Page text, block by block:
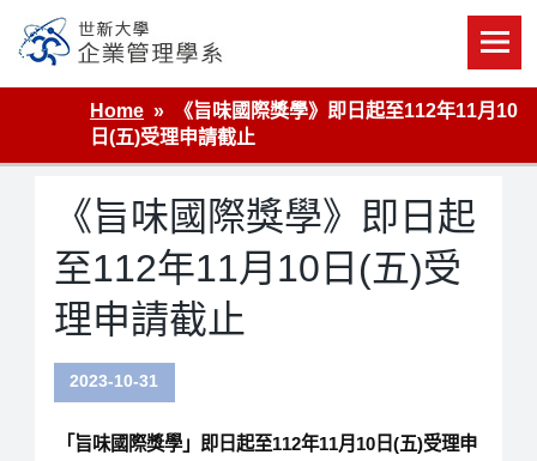
content
世新大學企業管理學系
Home
《旨味國際獎學》即日起至112年11月10
日(五)受理申請截止
《旨味國際獎學》即日起
至112年11月10日(五)受
理申請截止
2023-10-31
「 旨味國際獎學」即日起至112年11月10日(五)受理申